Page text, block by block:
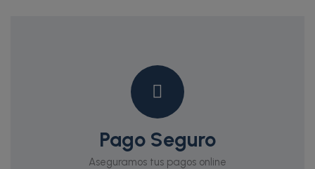
Pago Seguro
Aseguramos tus pagos online